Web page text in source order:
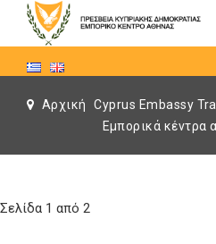
Αρχική Cyprus Embassy
Εμπορικά κέντρα
Σελίδα 1 από 2